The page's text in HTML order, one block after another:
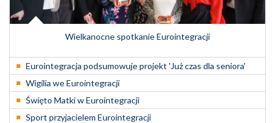
Wielkanocne spotkanie Eurointegracji
Eurointegracja podsumowuje projekt 'Już czas dla seniora'
Wigilia we Eurointegracji
Święto Matki w Eurointegracji
Sport przyjacielem Eurointegracji